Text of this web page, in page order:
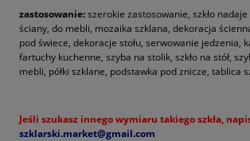
zastosowanie:szerokie zastosowanie, szkło
ściany, do mebli, mozaika szklana, dekoracja
pod świece, dekoracje stołu, serwowanie jedzenia,
fartuchy kuchenne, szyba na stolik, szkło na stół,
mebli, półki szklane, podstawka pod znicze, tablica
Jeśli szukasz innego wymiaru takiego szkła,
szklarski.market@gmail.com